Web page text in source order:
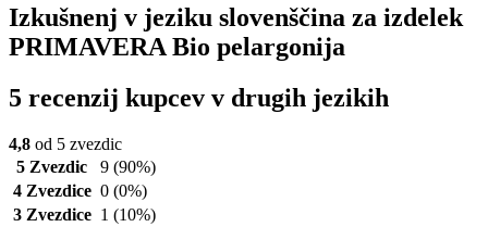
Izkušnenj v jeziku slovenščina za izdelek
PRIMAVERA Bio pelargonija
5 recenzij kupcev v drugih jezikih
4,8 od 5 zvezdic
5 Zvezdic
9 (90%)
4 Zvezdice 0 (0%)
3 Zvezdice 1 (10%)